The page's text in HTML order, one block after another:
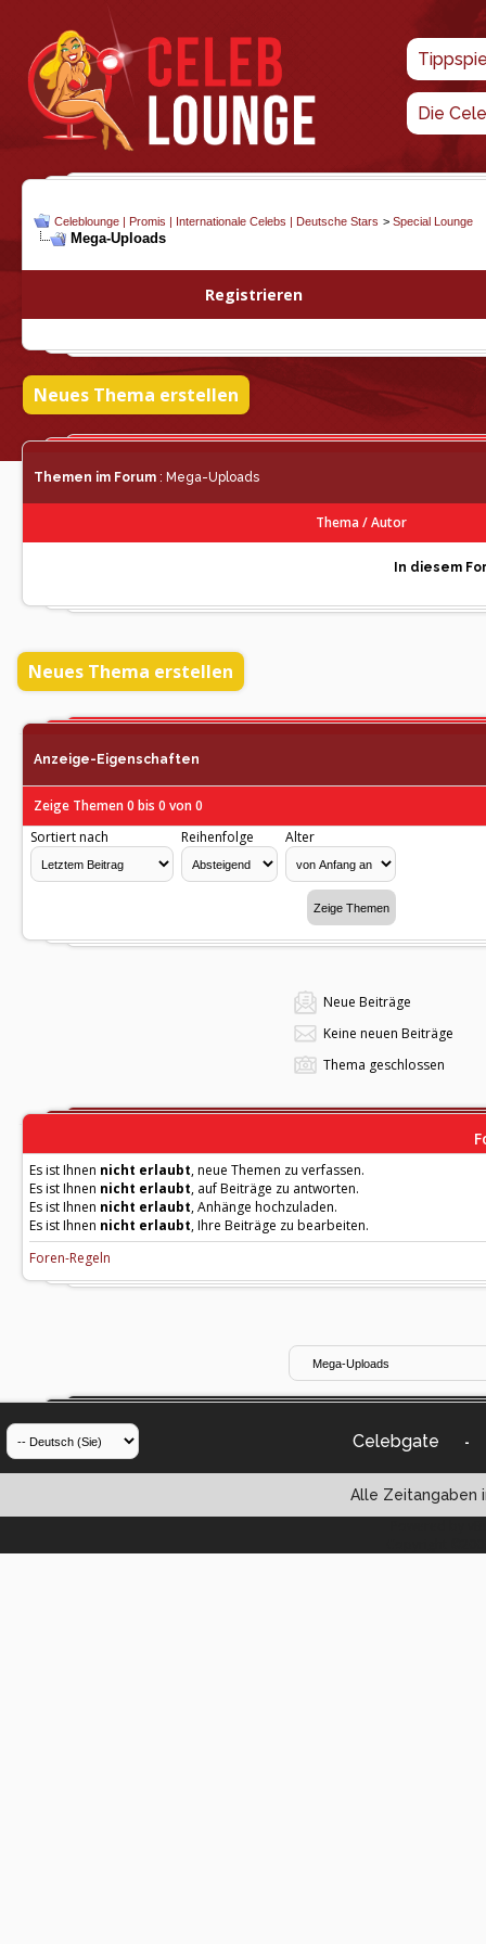
Die
Celeblounge | Promis | Internationale Celebs | Deutsche Stars > Special Lounge
Mega-Uploads
Registrieren
Neues Thema erstellen
Themen im Forum : Mega-Uploads
Thema/Autor
In diesem
Neues Thema erstellen
Anzeige-Eigenschaften
Zeige Themen 0 bis 0 von 0
Sortiert nach
Reihenfolge Alter
Neue Beiträge
Keine neuen Beiträge
Thema geschlossen
Es ist Ihnen nicht erlaubt, neue Themen zu verfassen.
Es ist Ihnen nicht erlaubt, auf Beiträge zu antworten.
Es ist Ihnen nicht erlaubt, Anhänge hochzuladen.
Es ist Ihnen nicht erlaubt, Ihre Beiträge zu bearbeiten.
Foren-Regeln
Celebgate -
Alle Zeitangaben